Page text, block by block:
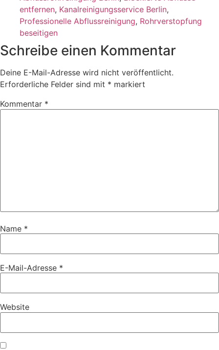
entfernen, Kanalreinigungsservice Berlin,
Professionelle Abflussreinigung, Rohrverstopfung
beseitigen
Schreibe einen Kommentar
Deine E-Mail-Adresse wird nicht veröffentlicht.
Erforderliche Felder sind mit * markiert
Kommentar *
Name *
E-Mail-Adresse *
Website